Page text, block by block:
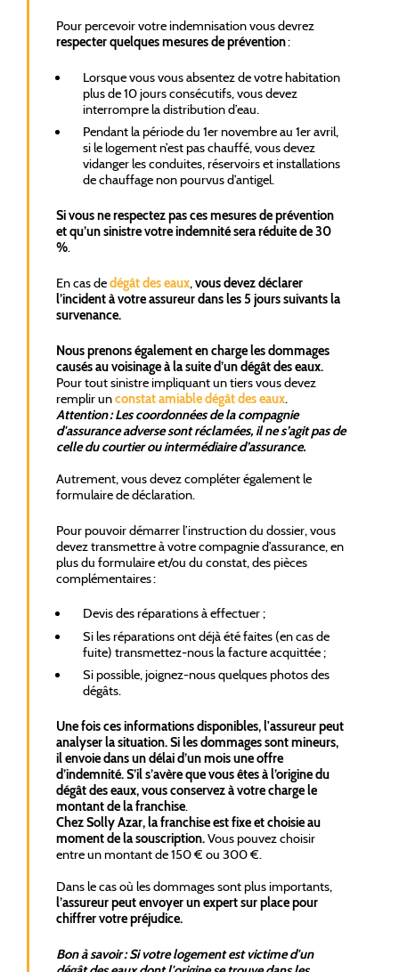
Pour percevoir votre indemnisation vous devrez
respecter quelques mesures de prévention:
Lorsque vous vous absentez de votre habitation
plus de 10 jours consécutifs, vous devez
interrompre la distribution d’eau.
Pendant la période du 1er novembre au 1er avril,
si le logement n’est pas chauffé, vous devez
vidanger les conduites, réservoirs et installations
de chauffage non pourvus d’antigel.
Si vous ne respectez pas ces mesures de prévention
et qu’un sinistre votre indemnité sera réduite de 30
%.
En cas dedégât des eaux,vous devez déclarer
l’incident à votre assureur dans les 5 jours suivants la
survenance.
Nous prenons également en charge les dommages
causés au voisinage à la suite d’un dégât des eaux.
Pour tout sinistre impliquant un tiers vous devez
remplir unconstat amiable dégât des eaux.
Attention : Les coordonnées de la compagnie
d'assurance adverse sont réclamées, il ne s’agit pas de
celle du courtier ou intermédiaire d’assurance.
Autrement, vous devez compléter également le
formulaire de déclaration.
Pour pouvoir démarrer l’instruction du dossier, vous
devez transmettre à votre compagnie d’assurance, en
plus du formulaire et/ou du constat, des pièces
complémentaires :
Devis des réparations à effectuer ;
Si les réparations ont déjà été faites (en cas de
fuite) transmettez-nous la facture acquittée ;
Si possible, joignez-nous quelques photos des
dégâts.
Une fois ces informations disponibles, l'assureur peut
analyser la situation. Si les dommages sont mineurs,
il envoie dans un délai d’un mois une offre
d’indemnité. S’il s’avère que vous êtes à l’origine du
dégât des eaux, vous conservez à votre charge le
montant de la franchise.
Chez Solly Azar, la franchise est fixe et choisie au
moment de la souscription.Vous pouvez choisir
entre un montant de 150 € ou 300 €.
Dans le cas où les dommages sont plus importants,
l’assureur peut envoyer un expert sur place pour
chiffrer votre préjudice.
Bon à savoir : Si votre logement est victime d'un